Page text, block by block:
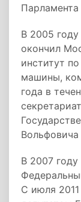
В 2005
окончил
институт
машины,
года в
В 2007
С июля 2011